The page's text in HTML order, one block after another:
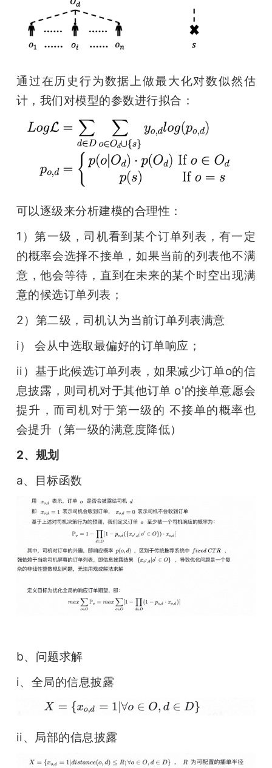
通过在历史行为数据上做最大化对数似然估
计，我们对模型的参数进行拟合：
可以逐级来分析建模的合理性：
1）第一级，司机看到某个订单列表，有一定
的概率会选择不接单，如果当前的列表他不满
意，他会等待，直到在未来的某个时空出现满
意的候选订单列表；
2）第二级，司机认为当前订单列表满意
i） 会从中选取最偏好的订单响应；
ii）基于此候选订单列表，如果减少订单o的信
息披露，则司机对于其他订单 o'的接单意愿会
提升，而司机对于第一级的 不接单的概率也
会提升（第一级的满意度降低）
2、规划
a、目标函数
b、问题求解
i、全局的信息披露
ii、局部的信息披露